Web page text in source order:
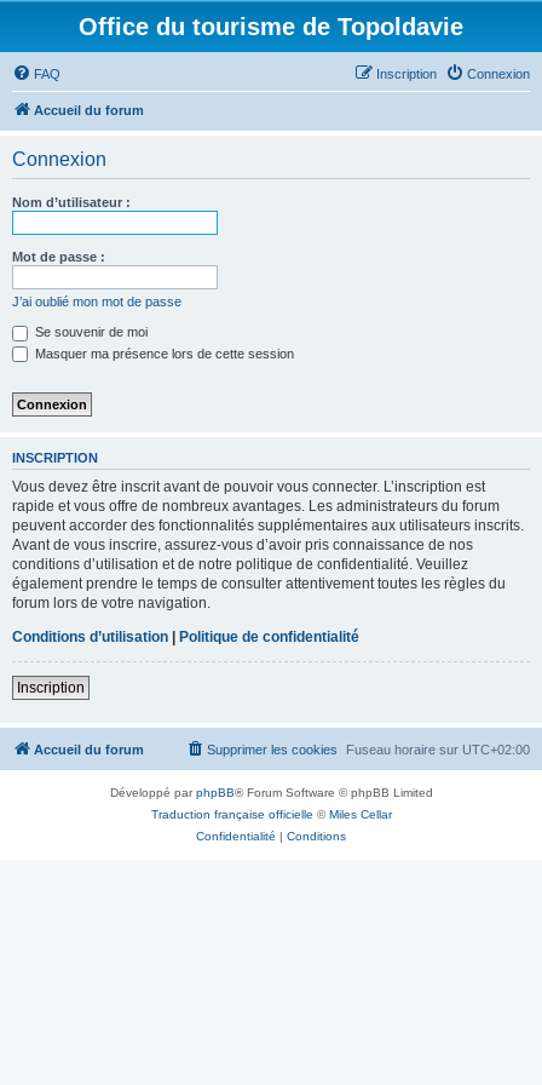
Office du tourisme de Topoldavie
FAQ Connexion
Inscription
Accueil du forum
Connexion
Nom d’utilisateur :
Mot de passe :
J’ai oublié mon mot de passe
Se souvenir de moi
Masquer ma présence lors de cette session
INSCRIPTION
Vous devez être inscrit avant de pouvoir vous connecter. L’inscription est
rapide et vous offre de nombreux avantages. Les administrateurs du forum
peuvent accorder des fonctionnalités supplémentaires aux utilisateurs inscrits.
Avant de vous inscrire, assurez-vous d’avoir pris connaissance de nos
conditions d’utilisation et de notre politique de confidentialité. Veuillez
également prendre le temps de consulter attentivement toutes les règles du
forum lors de votre navigation.
Conditions d’utilisation | Politique de confidentialité
Inscription
Accueil du forum Fuseau horaire sur UTC+02:00
Supprimer les cookies
Développé parphpBB® Forum Software © phpBB Limited
Traduction française officielle ©Miles Cellar
Confidentialité | Conditions